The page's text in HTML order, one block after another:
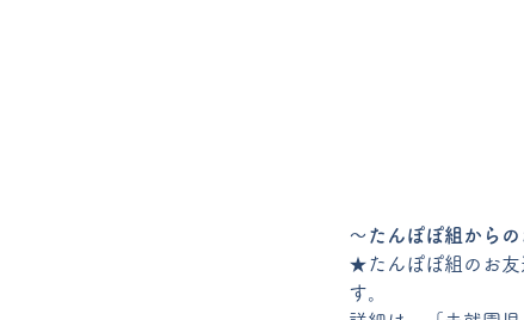
〜たんぽぽ組から
★たんぽぽ組のお友
す。